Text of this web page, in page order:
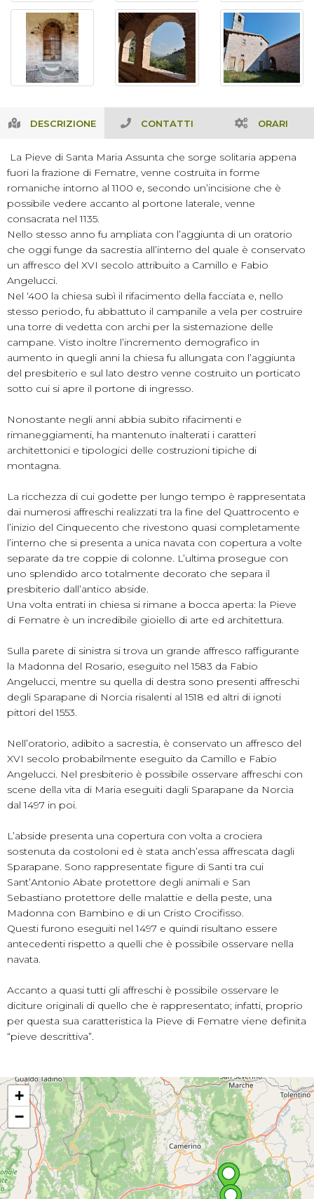
DESCRIZIONE CONTATTI ORARI
La Pieve di Santa Maria Assunta che sorge solitaria appena
fuori la frazione di Fematre, venne costruita in forme
romaniche intorno al 1100 e, secondo un’incisione che è
possibile vedere accanto al portone laterale, venne
consacrata nel 1135.
Nello stesso anno fu ampliata con l’aggiunta di un oratorio
che oggi funge da sacrestia all’interno del quale è conservato
un affresco del XVI secolo attribuito a Camillo e Fabio
Angelucci.
Nel ‘400 la chiesa subì il rifacimento della facciata e, nello
stesso periodo, fu abbattuto il campanile a vela per costruire
una torre di vedetta con archi per la sistemazione delle
campane. Visto inoltre l’incremento demografico in
aumento in quegli anni la chiesa fu allungata con l’aggiunta
del presbiterio e sul lato destro venne costruito un porticato
sotto cui si apre il portone di ingresso.
Nonostante negli anni abbia subito rifacimenti e
rimaneggiamenti, ha mantenuto inalterati i caratteri
architettonici e tipologici delle costruzioni tipiche di
montagna.
La ricchezza di cui godette per lungo tempo è rappresentata
dai numerosi affreschi realizzati tra la fine del Quattrocento e
l’inizio del Cinquecento che rivestono quasi completamente
l’interno che si presenta a unica navata con copertura a volte
separate da tre coppie di colonne. L’ultima prosegue con
uno splendido arco totalmente decorato che separa il
presbiterio dall’antico abside.
Una volta entrati in chiesa si rimane a bocca aperta: la Pieve
di Fematre è un incredibile gioiello di arte ed architettura.
Sulla parete di sinistra si trova un grande affresco raffigurante
la Madonna del Rosario, eseguito nel 1583 da Fabio
Angelucci, mentre su quella di destra sono presenti affreschi
degli Sparapane di Norcia risalenti al 1518 ed altri di ignoti
pittori del 1553.
Nell’oratorio, adibito a sacrestia, è conservato un affresco del
XVI secolo probabilmente eseguito da Camillo e Fabio
Angelucci. Nel presbiterio è possibile osservare affreschi con
scene della vita di Maria eseguiti dagli Sparapane da Norcia
dal 1497 in poi.
L’abside presenta una copertura con volta a crociera
sostenuta da costoloni ed è stata anch’essa affrescata dagli
Sparapane. Sono rappresentate figure di Santi tra cui
Sant’Antonio Abate protettore degli animali e San
Sebastiano protettore delle malattie e della peste, una
Madonna con Bambino e di un Cristo Crocifisso.
Questi furono eseguiti nel 1497 e quindi risultano essere
antecedenti rispetto a quelli che è possibile osservare nella
navata.
Accanto a quasi tutti gli affreschi è possibile osservare le
diciture originali di quello che è rappresentato; infatti, proprio
per questa sua caratteristica la Pieve di Fematre viene definita
“pieve descrittiva”.
+
−